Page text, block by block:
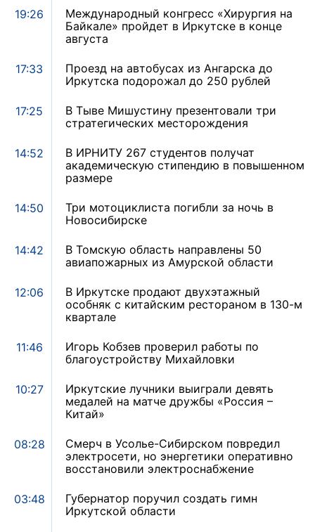
19:26
Международный конгресс «Хирургия на
Байкале» пройдет в Иркутске в конце
августа
17:33
Проезд на автобусах из Ангарска до
Иркутска подорожал до 250 рублей
17:25
В Тыве Мишустину презентовали три
стратегических месторождения
14:52
В ИРНИТУ 267 студентов получат
академическую стипендию в повышенном
размере
14:50
Три мотоциклиста погибли за ночь в
Новосибирске
14:42
В Томскую область направлены 50
авиапожарных из Амурской области
12:06
В Иркутске продают двухэтажный
особняк с китайским рестораном в 130-м
квартале
11:46
Игорь Кобзев проверил работы по
благоустройству Михайловки
10:27
Иркутские лучники выиграли девять
медалей на матче дружбы «Россия –
Китай»
08:28
Смерч в Усолье-Сибирском повредил
электросети, но энергетики оперативно
восстановили электроснабжение
03:48
Губернатор поручил создать гимн
Иркутской области